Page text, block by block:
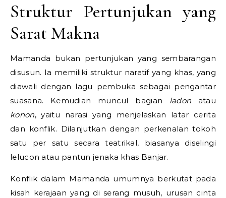
Struktur Pertunjukan yang
Sarat Makna
Mamanda bukan pertunjukan yang sembarangan
disusun. Ia memiliki struktur naratif yang khas, yang
diawali dengan lagu pembuka sebagai pengantar
suasana. Kemudian muncul bagian ladon atau
konon, yaitu narasi yang menjelaskan latar cerita
dan konflik. Dilanjutkan dengan perkenalan tokoh
satu per satu secara teatrikal, biasanya diselingi
lelucon atau pantun jenaka khas Banjar.
Konflik dalam Mamanda umumnya berkutat pada
kisah kerajaan yang di serang musuh, urusan cinta